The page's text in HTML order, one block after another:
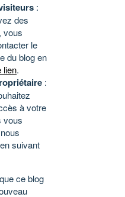
:
des
vous
le
du blog en
lien.
:
à votre
vous
suivant
ce blog